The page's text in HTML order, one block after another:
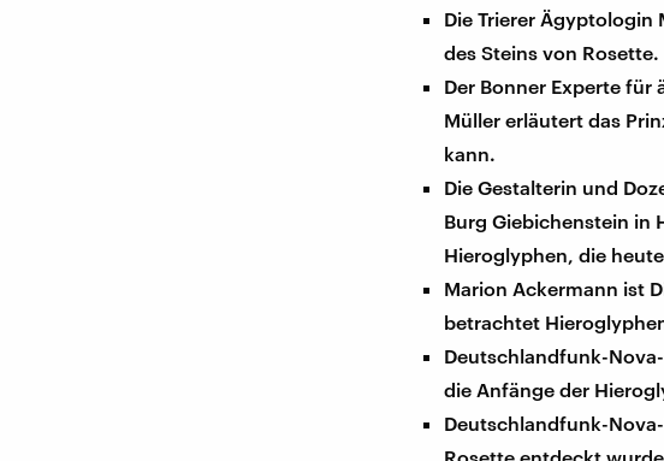
Die Trierer Ägyptologin
des Steins von Rosette.
Der Bonner Experte
Müller erläutert das
kann.
Die Gestalterin und
Burg Giebichenstein in
Hieroglyphen, die
Marion Ackermann ist
betrachtet
Deutschlandfunk-
die Anfänge der
Deutschlandfunk-